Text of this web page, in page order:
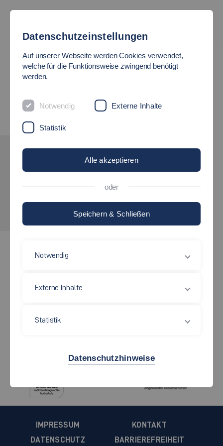
INTERESSE GEWECKT?
BEWIRB DICH!
für das Wintersemester 2026/2027
IMPRESSUM
KONTAKT
DATENSCHUTZ
BARRIEREFREIHEIT
Datenschutzeinstellungen
Auf unserer Webseite werden Cookies verwendet,
welche für die Funktionsweise zwingend benötigt
werden.
Notwendig Externe Inhalte
Statistik
Alle akzeptieren
oder
Speichern & Schließen
Notwendig
Externe Inhalte
Statistik
Datenschutzhinweise